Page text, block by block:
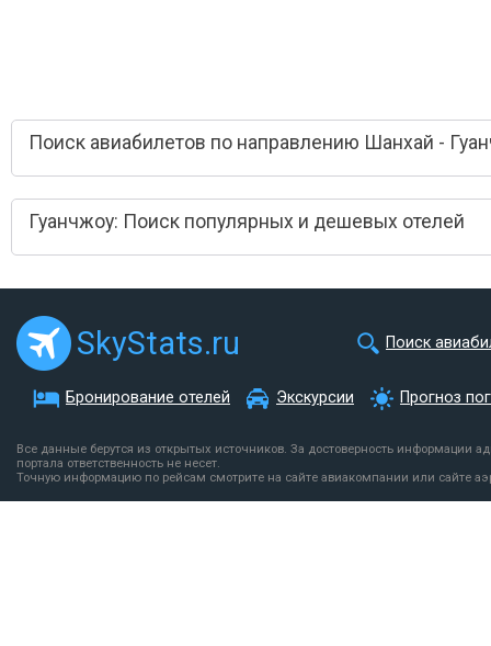
Поиск авиабилетов по направлению Шанхай -
Гуанчжоу: Поиск популярных и дешевых отелей
SkyStats.ru Поиск
Бронирование отелей Экскурсии Прогноз
Все данные берутся из открытых источников. За достоверность информации
портала ответственность не несет.
Точную информацию по рейсам смотрите на сайте авиакомпании или сайте